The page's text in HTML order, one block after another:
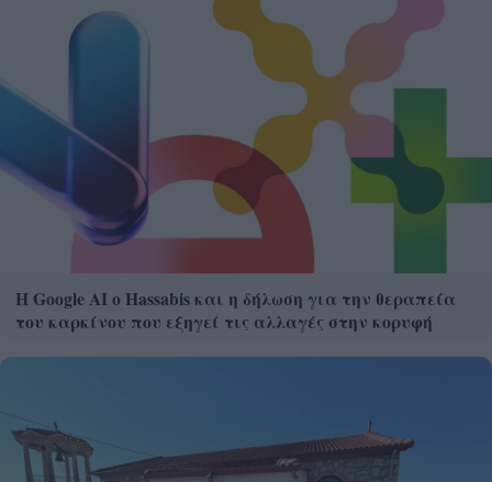
Η Google ΑΙ ο Hassabis και η δήλωση για την θεραπεία
του καρκίνου που εξηγεί τις αλλαγές στην κορυφή